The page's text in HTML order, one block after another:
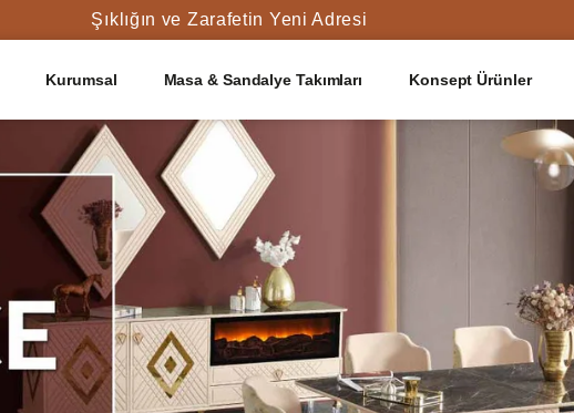
Şıklığın ve Zarafetin Yeni Adresi
Kurumsal Masa & Sandalye Takımları Konsept Ürünler